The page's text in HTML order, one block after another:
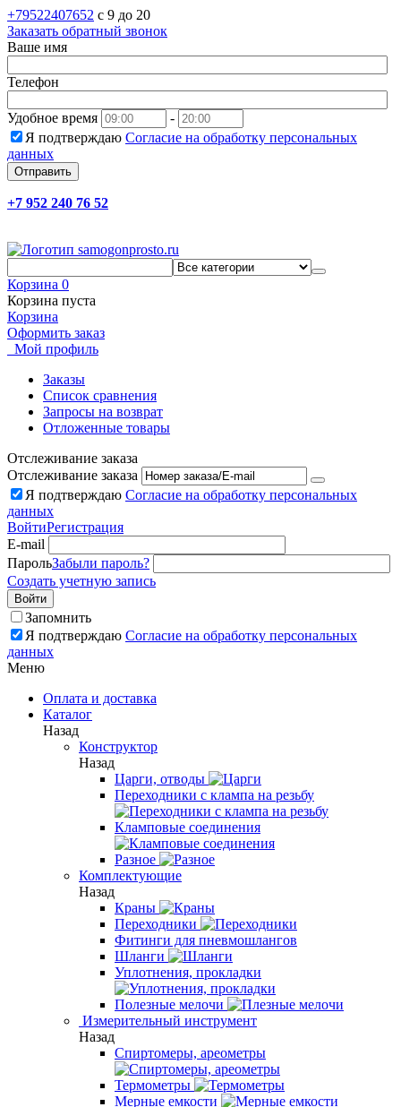
+79522407652 c 9 до 20
Заказать обратный звонок
Ваше имя
Телефон
Удобное время
-
Я подтверждаю Согласие на обработку персональных
данных
Отправить
+7 952 240 76 52
Корзина 0
Корзина пуста
Корзина
Оформить заказ
Мой профиль
Заказы
Список сравнения
Запросы на возврат
Отложенные товары
Отслеживание заказа
Отслеживание заказа
Я подтверждаю Согласие на обработку персональных
данных
ВойтиРегистрация
E-mail
ПарольЗабыли пароль?
Создать учетную запись
Войти
Запомнить
Я подтверждаю Согласие на обработку персональных
данных
Меню
Оплата и доставка
Каталог
Назад
Конструктор
Назад
Царги, отводы
Переходники с клампа на резьбу
Кламповые соединения
Разное
Комплектующие
Назад
Краны
Переходники
Фитинги для пневмошлангов
Шланги
Уплотнения, прокладки
Полезные мелочи
Измерительный инструмент
Назад
Спиртомеры, ареометры
Термометры
Мерные емкости